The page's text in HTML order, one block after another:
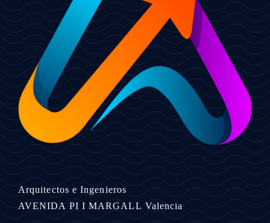
Arquitectos e Ingenieros
AVENIDA PI I MARGALL Valencia